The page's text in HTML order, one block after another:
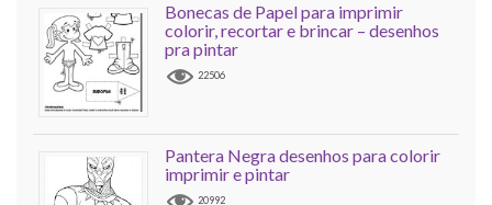
Bonecas de Papel para imprimir
colorir, recortar e brincar – desenhos
pra pintar
22506
Pantera Negra desenhos para colorir
imprimir e pintar
20992